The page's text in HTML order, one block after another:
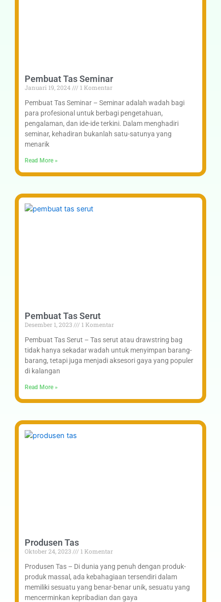
Pembuat Tas Seminar
Januari 19, 2024
1 Komentar
Pembuat Tas Seminar – Seminar adalah wadah bagi
para profesional untuk berbagi pengetahuan,
pengalaman, dan ide-ide terkini. Dalam menghadiri
seminar, kehadiran bukanlah satu-satunya yang
menarik
Read More »
Pembuat Tas Serut
Desember 1, 2023
1 Komentar
Pembuat Tas Serut – Tas serut atau drawstring bag
tidak hanya sekadar wadah untuk menyimpan barang-
barang, tetapi juga menjadi aksesori gaya yang populer
di kalangan
Read More »
Produsen Tas
Oktober 24, 2023
1 Komentar
Produsen Tas – Di dunia yang penuh dengan produk-
produk massal, ada kebahagiaan tersendiri dalam
memiliki sesuatu yang benar-benar unik, sesuatu yang
mencerminkan kepribadian dan gaya